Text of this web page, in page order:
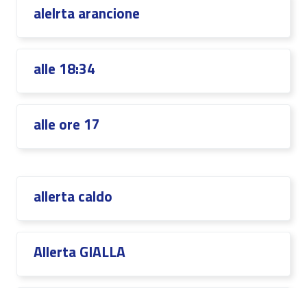
alelrta arancione
alle 18:34
alle ore 17
allerta caldo
Allerta GIALLA